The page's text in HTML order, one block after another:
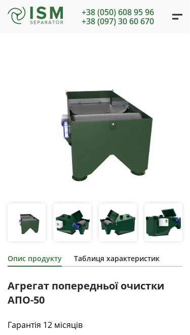
+38 (050) 608 95 96
+38 (097) 30 60 670
Опис продукту Таблиця характеристик
Агрегат попередньої очистки
АПО-50
Гарантія 12 місяців